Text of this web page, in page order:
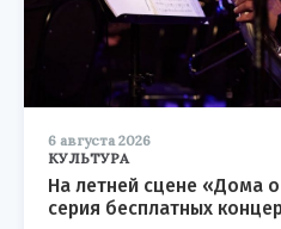
6 августа 2026
КУЛЬТУРА
На летней сцене «Дома
серия бесплатных